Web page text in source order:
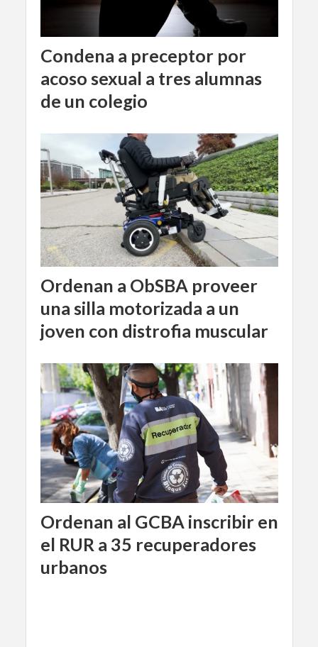
Condena a preceptor por
acoso sexual a tres alumnas
de un colegio
Ordenan a ObSBA proveer
una silla motorizada a un
joven con distrofia muscular
Ordenan al GCBA inscribir en
el RUR a 35 recuperadores
urbanos